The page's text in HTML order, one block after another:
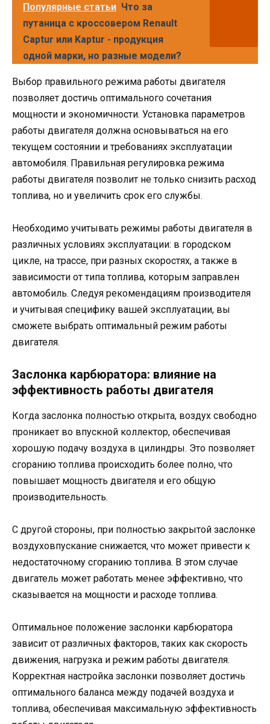
Популярные статьи Что за
путаница с кроссовером Renault
Captur или Kaptur - продукция
одной марки, но разные модели?
Выбор правильного режима работы двигателя
позволяет достичь оптимального сочетания
мощности и экономичности. Установка параметров
работы двигателя должна основываться на его
текущем состоянии и требованиях эксплуатации
автомобиля. Правильная регулировка режима
работы двигателя позволит не только снизить расход
топлива, но и увеличить срок его службы.
Необходимо учитывать режимы работы двигателя в
различных условиях эксплуатации: в городском
цикле, на трассе, при разных скоростях, а также в
зависимости от типа топлива, которым заправлен
автомобиль. Следуя рекомендациям производителя
и учитывая специфику вашей эксплуатации, вы
сможете выбрать оптимальный режим работы
двигателя.
Заслонка карбюратора: влияние на
эффективность работы двигателя
Когда заслонка полностью открыта, воздух свободно
проникает во впускной коллектор, обеспечивая
хорошую подачу воздуха в цилиндры. Это позволяет
сгоранию топлива происходить более полно, что
повышает мощность двигателя и его общую
производительность.
С другой стороны, при полностью закрытой заслонке
воздуховпускание снижается, что может привести к
недостаточному сгоранию топлива. В этом случае
двигатель может работать менее эффективно, что
сказывается на мощности и расходе топлива.
Оптимальное положение заслонки карбюратора
зависит от различных факторов, таких как скорость
движения, нагрузка и режим работы двигателя.
Корректная настройка заслонки позволяет достичь
оптимального баланса между подачей воздуха и
топлива, обеспечивая максимальную эффективность